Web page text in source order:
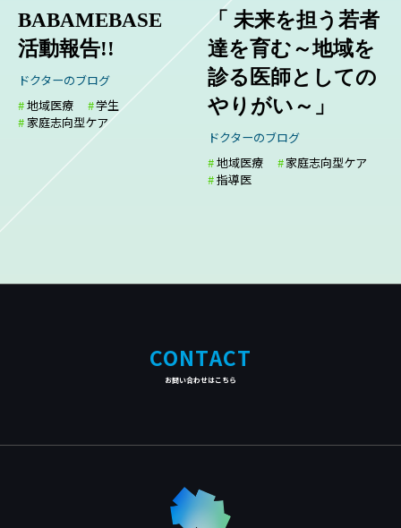
BABAMEBASE
活動報告!!
ドクターのブログ
地域医療
学生
家庭志向型ケア
「 未来を担う若者
達を育む～地域を
診る医師としての
やりがい～」
ドクターのブログ
地域医療
家庭志向型ケア
指導医
CONTACT
お問い合わせはこちら